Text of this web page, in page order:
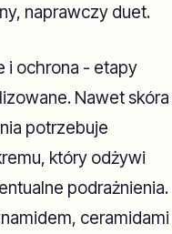
naprawczy duet.
i ochrona - etapy
Nawet skóra
potrzebuje
który odżywi
podrażnienia.
ceramidami